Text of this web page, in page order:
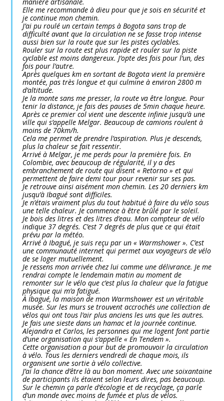
Elle me recommande à dieu pour que je sois en sécurité et
je continue mon chemin.
J’ai pu roulé un certain temps à Bogota sans trop de
difficulté avant que la circulation ne se fasse trop intense
aussi bien sur la route que sur les pistes cyclables.
Rouler sur la route est plus rapide et rouler sur la piste
cyclable est moins dangereux. J’opte des fois pour l’un, des
fois pour l’autre.
Après quelques km en sortant de Bogota vient la première
montée, pas très longue et qui culmine à environ 2800 m
d’altitude.
Je la monte sans me presser, la route va être longue. Pour
tenir la distance, je fais des pauses de 5min chaque heure.
Après ce premier col vient une descente infinie jusqu’à une
ville qui s’appelle Melgar. Beaucoup de camions roulent à
moins de 70km/h.
Cela me permet de prendre l’aspiration. Plus je descends,
plus la chaleur se fait ressentir.
Arrivé à Melgar, je me perds pour la première fois. En
Colombie, avec beaucoup de régularité, il y a des
embranchement de route qui disent « Retorno » et qui
permettent de faire demi tour pour revenir sur ses pas.
Je retrouve ainsi aisément mon chemin. Les 20 derniers km
jusqu’à Ibagué sont difficiles.
Je n’étais vraiment plus du tout habitué à faire du vélo sous
une telle chaleur. Je commence à être brûlé par le soleil.
Je bois des litres et des litres d’eau. Mon compteur de vélo
indique 37 degrés. C’est 7 degrés de plus que ce qui était
prévu par la météo.
Arrivé à Ibagué, je suis reçu par un « Warmshower ». C’est
une communauté internet qui permet aux voyageurs de vélo
de se loger mutuellement.
Je ressens mon arrivée chez lui comme une délivrance. Je me
rendrai compte le lendemain matin au moment de
remonter sur le vélo que c’est plus la chaleur que la fatigue
physique qui m’a fatigué.
À Ibagué, la maison de mon Warmshower est un véritable
musée. Sur les murs se trouvent accrochés une collection de
vélos qui ont tous l’air plus anciens les uns que les autres.
Je fais une sieste dans un hamac et la journée continue.
Alejandra et Carlos, les personnes qui me logent font partie
d’une organisation qui s’appelle « En Tendem ».
Cette organisation a pour but de promouvoir la circulation
à vélo. Tous les derniers vendredi de chaque mois, ils
organisent une sortie à vélo collective.
J’ai la chance d’être là au bon moment. Avec une soixantaine
de participants ils étaient selon leurs dires, pas beaucoup.
Sur le chemin ça parle d’écologie et de recyclage, ça parle
d’un monde avec moins de fumée et plus de vélos.